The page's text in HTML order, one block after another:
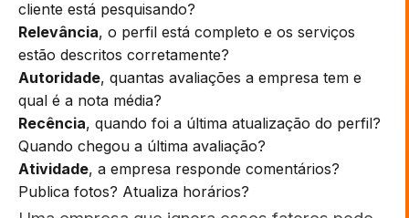
cliente está pesquisando?
Relevância, o perfil está completo e os serviços
estão descritos corretamente?
Autoridade, quantas avaliações a empresa tem e
qual é a nota média?
Recência, quando foi a última atualização do perfil?
Quando chegou a última avaliação?
Atividade, a empresa responde comentários?
Publica fotos? Atualiza horários?